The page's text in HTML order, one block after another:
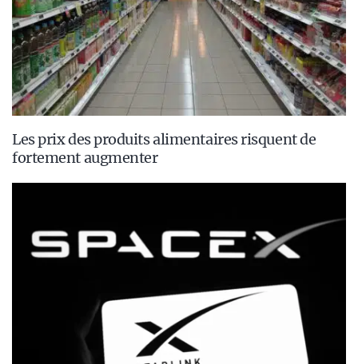
Les prix des produits alimentaires risquent de
fortement augmenter